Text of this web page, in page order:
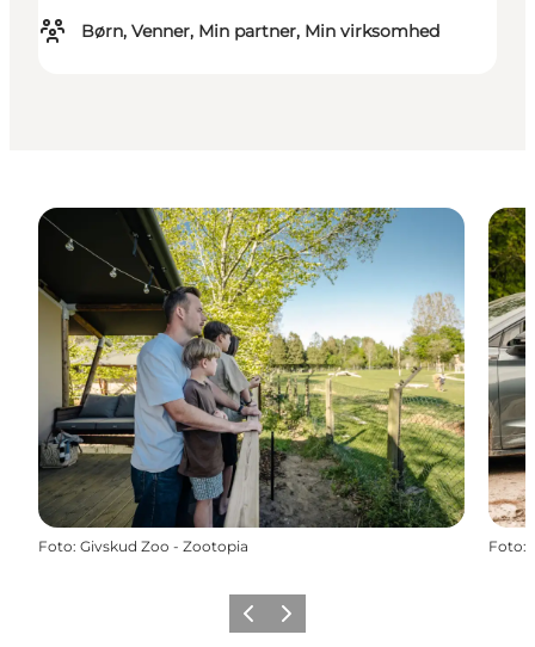
Børn, Venner, Min partner, Min virksomhed
Foto: Givskud Zoo - Zootopia Foto:
ForrigeNæste